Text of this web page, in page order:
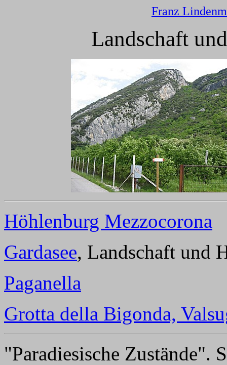
Franz
Landschaft
Höhlenburg Mezzocorona
Gardasee, Landschaft und
Paganella
Grotta della Bigonda,
"Paradiesische Zustände".